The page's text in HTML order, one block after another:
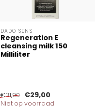
DADO SENS
Regeneration E
cleansing milk 150
Milliliter
€31,90 €29,00
Niet op voorraad